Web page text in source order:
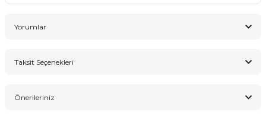
Yorumlar
Taksit Seçenekleri
Önerileriniz